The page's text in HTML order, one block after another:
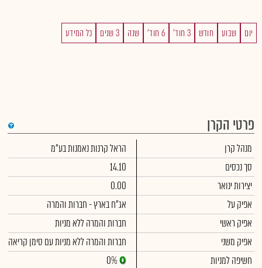
יום שבוע חודש 3 חוד' 6 חוד' שנה 3 שנים כל המידע
פרטי הקרן
מנהל קרן
הראל קרנות נאמנות בע"מ
סך נכסים
14.10
יצירות ינואר
0.00
אפיק על
אג"ח בארץ - חברות והמרה
אפיק ראשי
חברות והמרה ללא מניות
אפיק משני
חברות והמרה ללא מניות עם סימן קריאה
חשיפה למניות
0%